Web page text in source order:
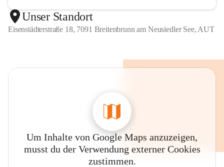
Unser Standort
Eisenstädterstraße 18, 7091 Breitenbrunn am Neusiedler See, AUT
Um Inhalte von Google Maps anzuzeigen,
musst du der Verwendung externer Cookies
zustimmen.